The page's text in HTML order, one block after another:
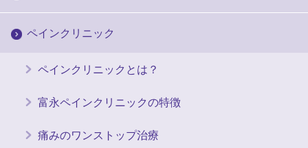
ペインクリニック
ペインクリニックとは？
富永ペインクリニックの特徴
痛みのワンストップ治療